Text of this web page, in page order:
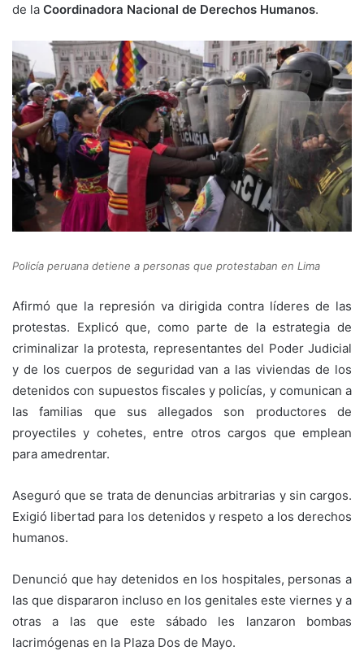
de la Coordinadora Nacional de Derechos Humanos.
Policía peruana detiene a personas que protestaban en Lima
Afirmó que la represión va dirigida contra líderes de las
protestas. Explicó que, como parte de la estrategia de
criminalizar la protesta, representantes del Poder Judicial
y de los cuerpos de seguridad van a las viviendas de los
detenidos con supuestos fiscales y policías, y comunican a
las familias que sus allegados son productores de
proyectiles y cohetes, entre otros cargos que emplean
para amedrentar.
Aseguró que se trata de denuncias arbitrarias y sin cargos.
Exigió libertad para los detenidos y respeto a los derechos
humanos.
Denunció que hay detenidos en los hospitales, personas a
las que dispararon incluso en los genitales este viernes y a
otras a las que este sábado les lanzaron bombas
lacrimógenas en la Plaza Dos de Mayo.